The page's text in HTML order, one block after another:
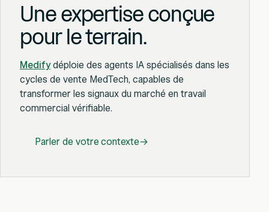
Une expertise conçue
pour le terrain.
Medifydéploie des agents IA spécialisés dans les
cycles de vente MedTech, capables de
transformer les signaux du marché en travail
commercial vérifiable.
Parler de votre contexte→